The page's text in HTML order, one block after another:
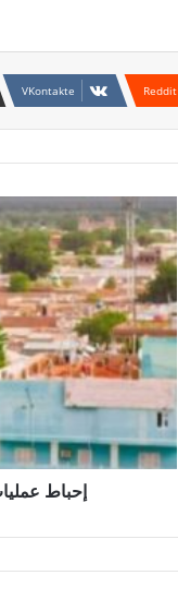
إحباط
عمليات
تسلل
لعناصر
من
المليشيا
إلى
مدينة
الأبيض
إحباط